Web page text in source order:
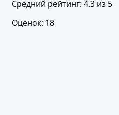
Средний рейтинг: 4.3 из 5
Оценок: 18